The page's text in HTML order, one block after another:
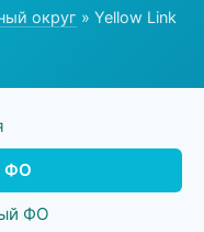
округ » Yellow Link
ФО
ФО